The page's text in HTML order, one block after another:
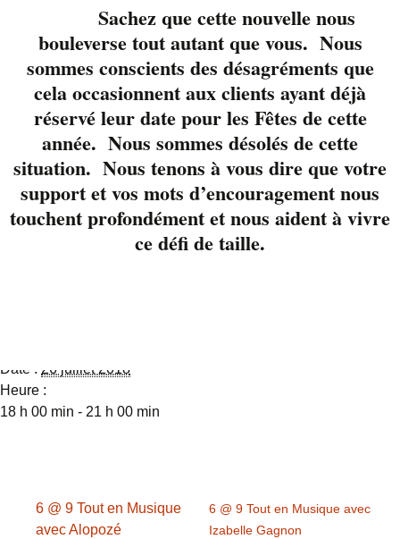
Bricault. Un duo
différent, une musique
profonde et qui fait
voyager les émotions.
Classic rock,
alternatif et folk au
menu.
Réservez votre place
819-822-3724 poste 23
ou via Facebook
Date : 26 juillet 2018
Heure :
18 h 00 min - 21 h 00 min
6 @ 9 Tout en Musique
avec Alopozé
6 @ 9 Tout en Musique avec
Izabelle Gagnon
Sachez que cette nouvelle nous
bouleverse tout autant que vous. Nous
sommes conscients des désagréments que
cela occasionnent aux clients ayant déjà
réservé leur date pour les Fêtes de cette
année. Nous sommes désolés de cette
situation. Nous tenons à vous dire que votre
support et vos mots d’encouragement nous
touchent profondément et nous aident à vivre
ce défi de taille.